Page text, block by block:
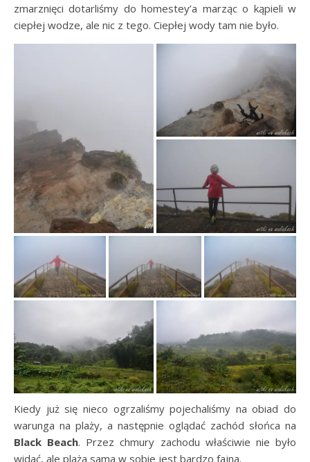
zmarznięci dotarliśmy do homestey’a marząc o kąpieli w
ciepłej wodze, ale nic z tego. Ciepłej wody tam nie było.
Kiedy już się nieco ogrzaliśmy pojechaliśmy na obiad do
warunga na plaży, a następnie oglądać zachód słońca na
Black Beach. Przez chmury zachodu właściwie nie było
widać, ale plaża sama w sobie jest bardzo fajna.